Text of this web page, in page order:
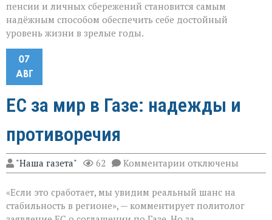
пенсии и личных сбережений становится самым
надёжным способом обеспечить себе достойный
уровень жизни в зрелые годы.
07
АВГ
ЕС за мир в Газе: надежды и
противоречия
"Наша газета" 62 Комментарии к
записи
за
мир
отключены
«Если это сработает, мы увидим реальный шанс на
стабильность в регионе», — комментирует политолог